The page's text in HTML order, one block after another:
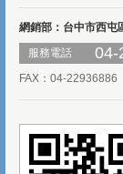
網銷部：台中市西屯
服務電話
04-
FAX：04-